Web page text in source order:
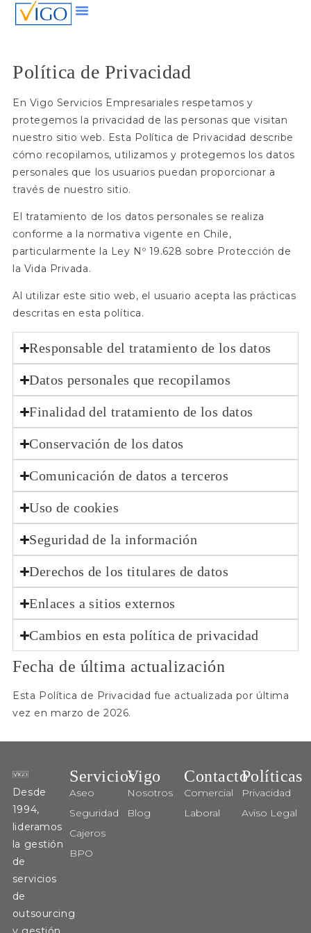
Política de Privacidad
En Vigo Servicios Empresariales respetamos y
protegemos la privacidad de las personas que visitan
nuestro sitio web. Esta Política de Privacidad describe
cómo recopilamos, utilizamos y protegemos los datos
personales que los usuarios puedan proporcionar a
través de nuestro sitio.
El tratamiento de los datos personales se realiza
conforme a la normativa vigente en Chile,
particularmente la Ley Nº 19.628 sobre Protección de
la Vida Privada.
Al utilizar este sitio web, el usuario acepta las prácticas
descritas en esta política.
Responsable del tratamiento de los datos
Datos personales que recopilamos
Finalidad del tratamiento de los datos
Conservación de los datos
Comunicación de datos a terceros
Uso de cookies
Seguridad de la información
Derechos de los titulares de datos
Enlaces a sitios externos
Cambios en esta política de privacidad
Fecha de última actualización
Esta Política de Privacidad fue actualizada por última
vez en marzo de 2026.
Desde
1994,
lideramos
la gestión
de
servicios
de
outsourcing
Servicios
Aseo
Seguridad
Cajeros
BPO
Vigo
Nosotros
Blog
Contacto
Comercial
Laboral
Políticas
Privacidad
Aviso Legal